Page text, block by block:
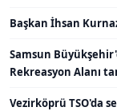
Başkan İhsan
Samsun
Rekreasyon Alanı
Vezirköprü TSO'da